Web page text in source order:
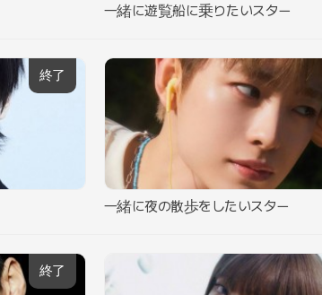
一緒に遊覧船に乗りたいスター
終了
一緒に夜の散歩をしたいスター
終了